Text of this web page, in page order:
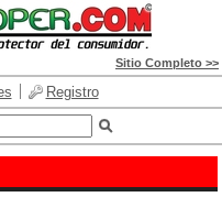
Sitio Completo >>
Registro